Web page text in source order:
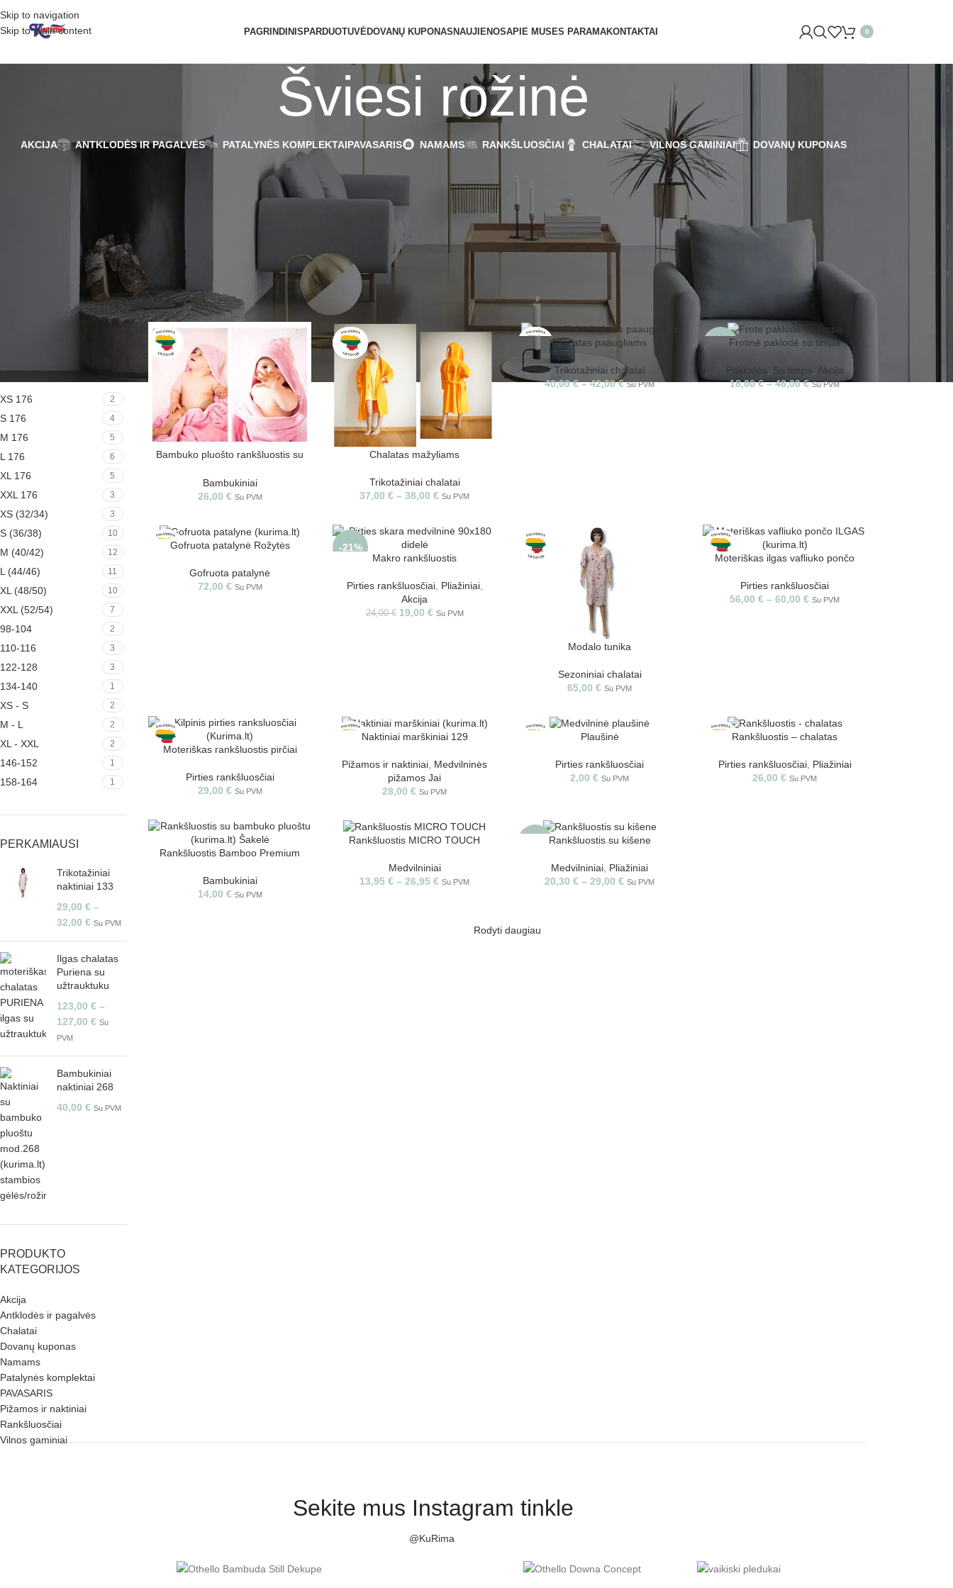
Skip to navigation
Skip to main content
PAGRINDINIS PARDUOTUVĖDOVANŲ KUPONAS NAUJIENOSAPIE MUS ES PARAMAKONTAKTAI 0
Šviesi rožinė
AKCIJA ANTKLODĖS IR PAGALVĖS PATALYNĖS KOMPLEKTAIPAVASARIS NAMAMS RANKŠLUOSČIAI CHALATAI VILNOS GAMINIAI DOVANŲ KUPONAS
DYDIS
XS 176 2
S 176 4
M 176 5
L 176 6
XL 176 5
XXL 176 3
XS (32/34) 3
S (36/38) 10
M (40/42) 12
L (44/46) 11
XL (48/50) 10
XXL (52/54) 7
98-104 2
110-116 3
122-128 3
134-140 1
XS - S 2
M - L 2
XL - XXL 2
146-152 1
158-164 1
PERKAMIAUSI
Trikotažiniai
naktiniai 133
29,00 € –
32,00 € Su PVM
Ilgas chalatas
Puriena su
užtrauktuku
123,00 € –
127,00 € Su
PVM
Bambukiniai
naktiniai 268
40,00 € Su PVM
PRODUKTO
KATEGORIJOS
Akcija
Antklodės ir pagalvės
Chalatai
Dovanų kuponas
Namams
Patalynės komplektai
PAVASARIS
Pižamos ir naktiniai
Rankšluosčiai
Vilnos gaminiai
Trik.chalatas_rožinė (15)
Pradžia/ Produkto Spalva pagrindinė Šviesi rožinė
Bambuko pluošto rankšluostis su
Bambukiniai
26,00 € Su PVM
Chalatas mažyliams
Trikotažiniai chalatai
37,00€ – 38,00€ Su PVM
Chalatas paaugliams
Trikotažiniai chalatai
40,00€ – 42,00€ Su PVM
-15%Frotinė paklodė su timpa
Paklodės Su timpa Akcija
18,00€ – 46,00€ Su PVM
Gofruota patalynė Rožytės
Gofruota patalynė
72,00 € Su PVM
-21%
Makro rankšluostis
Pirties rankšluosčiai, Pliažiniai,
Akcija
24,00€ 19,00 € Su PVM
Modalo tunika
Sezoniniai chalatai
65,00€ Su PVM
Moteriškas ilgas vafliuko pončo
Pirties rankšluosčiai
56,00 € – 60,00 € Su PVM
Moteriškas rankšluostis pirčiai
Pirties rankšluosčiai
29,00 € Su PVM
Naktiniai marškiniai 129
Pižamos ir naktiniai Medvilninės
pižamos Jai
28,00€ Su PVM
Plaušinė
Pirties rankšluosčiai
2,00€ Su PVM
Rankšluostis – chalatas
Pirties rankšluosčiai, Pliažiniai
26,00 € Su PVM
Rankšluostis Bamboo Premium
Bambukiniai
14,00 € Su PVM
Rankšluostis MICRO TOUCH
Medvilniniai
13,95€ – 26,95€ Su PVM
Rankšluostis su kišene
Medvilniniai Pliažiniai
20,30€ – 29,00€ Su PVM
Rodyti daugiau
Sekite mus Instagram tinkle
@KuRima